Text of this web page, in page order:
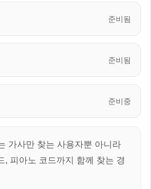
준비됨
준비됨
준비중
가사만 찾는 사용자뿐 아니라
, 피아노 코드까지 함께 찾는 경